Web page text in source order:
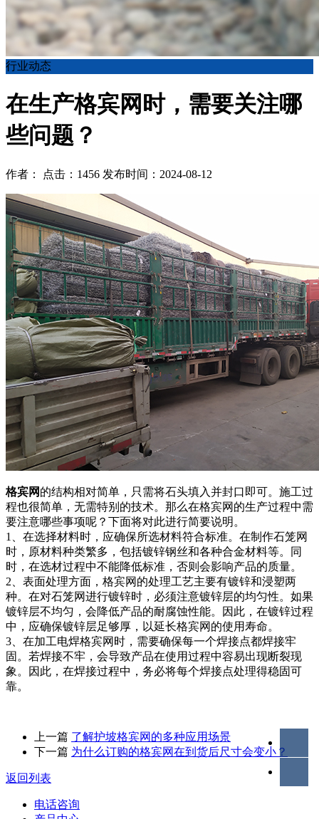
行业动态
在生产格宾网时，需要关注哪
些问题？
作者： 点击：1456 发布时间：2024-08-12
格宾网的结构相对简单，只需将石头填入并封口即可。施工过
程也很简单，无需特别的技术。那么在格宾网的生产过程中需
要注意哪些事项呢？下面将对此进行简要说明。
1、在选择材料时，应确保所选材料符合标准。在制作石笼网
时，原材料种类繁多，包括镀锌钢丝和各种合金材料等。同
时，在选材过程中不能降低标准，否则会影响产品的质量。
2、表面处理方面，格宾网的处理工艺主要有镀锌和浸塑两
种。在对石笼网进行镀锌时，必须注意镀锌层的均匀性。如果
镀锌层不均匀，会降低产品的耐腐蚀性能。因此，在镀锌过程
中，应确保镀锌层足够厚，以延长格宾网的使用寿命。
3、在加工电焊格宾网时，需要确保每一个焊接点都焊接牢
固。若焊接不牢，会导致产品在使用过程中容易出现断裂现
象。因此，在焊接过程中，务必将每个焊接点处理得稳固可
靠。
上一篇 了解护坡格宾网的多种应用场景
下一篇 为什么订购的格宾网在到货后尺寸会变小？
返回列表
电话咨询